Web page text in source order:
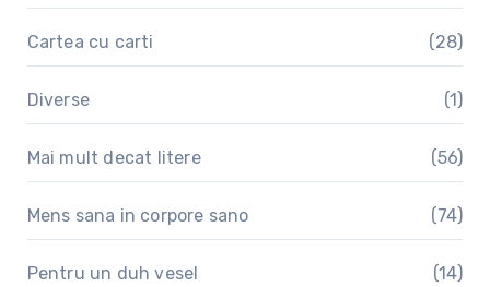
Cartea cu carti (28)
Diverse (1)
Mai mult decat litere (56)
Mens sana in corpore sano (74)
Pentru un duh vesel (14)